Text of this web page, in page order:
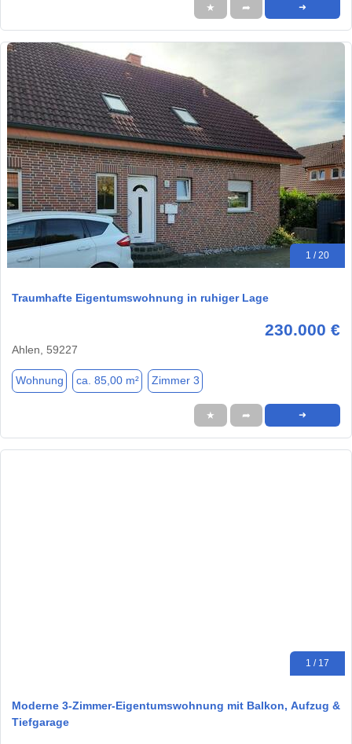
★ ➦ ➜
1 / 20
Traumhafte Eigentumswohnung in ruhiger Lage
230.000 €
Ahlen, 59227
Wohnung ca. 85,00 m² Zimmer 3
★ ➦ ➜
1 / 17
Moderne 3-Zimmer-Eigentumswohnung mit Balkon, Aufzug &
Tiefgarage